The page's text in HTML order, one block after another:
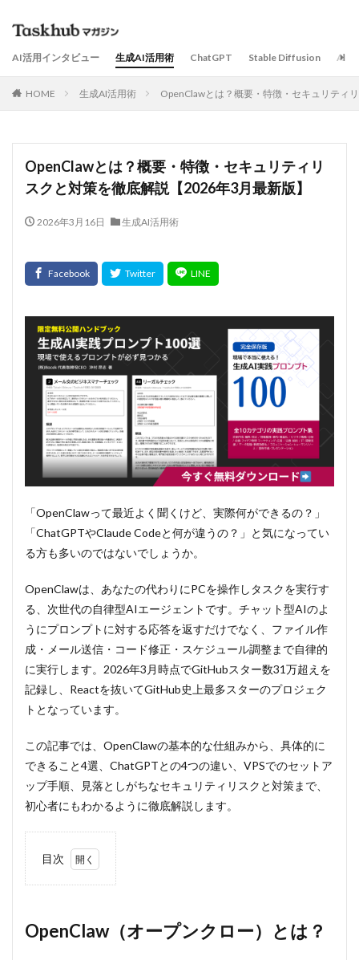
AI活用インタビュー 生成AI活用術 ChatGPT Stable Diffusion AIサ
HOME 生成AI活用術 OpenClawとは？概要・特徴・セキュリティ
OpenClawとは？概要・特徴・セキュリティリ
スクと対策を徹底解説【2026年3月最新版】
2026年3月16日 生成AI活用術
「OpenClawって最近よく聞くけど、実際何ができるの？」
「ChatGPTやClaude Codeと何が違うの？」と気になってい
る方も多いのではないでしょうか。
OpenClawは、あなたの代わりにPCを操作しタスクを実行す
る、次世代の自律型AIエージェントです。チャット型AIのよ
うにプロンプトに対する応答を返すだけでなく、ファイル作
成・メール送信・コード修正・スケジュール調整まで自律的
に実行します。2026年3月時点でGitHubスター数31万超えを
記録し、Reactを抜いてGitHub史上最多スターのプロジェク
トとなっています。
この記事では、OpenClawの基本的な仕組みから、具体的に
できること4選、ChatGPTとの4つの違い、VPSでのセットア
ップ手順、見落としがちなセキュリティリスクと対策まで、
初心者にもわかるように徹底解説します。
目次
ー）とは？
OpenClaw（オープンクロー）とは？